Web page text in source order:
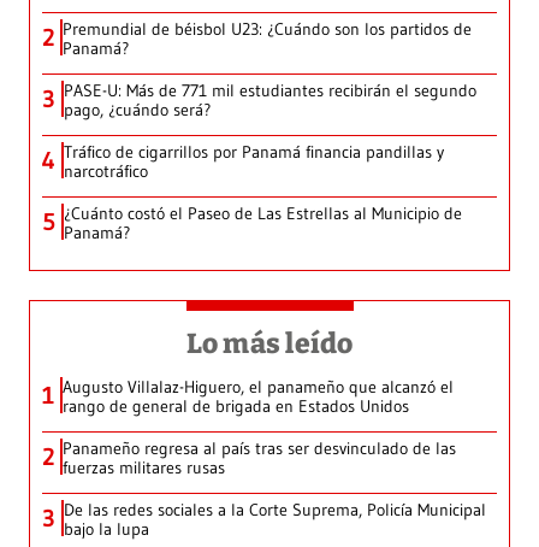
2 Premundial de béisbol U23: ¿Cuándo son los partidos de
Panamá?
3 PASE-U: Más de 771 mil estudiantes recibirán el segundo
pago, ¿cuándo será?
4 Tráfico de cigarrillos por Panamá financia pandillas y
narcotráfico
5 ¿Cuánto costó el Paseo de Las Estrellas al Municipio de
Panamá?
Lo más leído
1 Augusto Villalaz-Higuero, el panameño que alcanzó el
rango de general de brigada en Estados Unidos
2 Panameño regresa al país tras ser desvinculado de las
fuerzas militares rusas
3 De las redes sociales a la Corte Suprema, Policía Municipal
bajo la lupa